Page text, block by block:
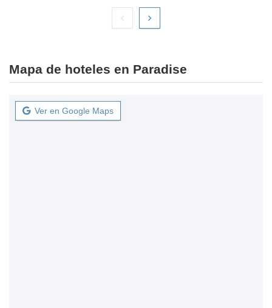
Mapa de hoteles en Paradise
Ver en Google Maps